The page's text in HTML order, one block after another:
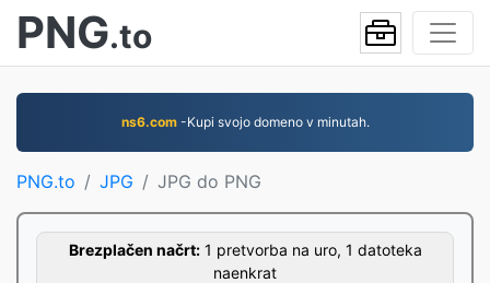
PNG.to
ns6.com-Kupi svojo domeno v minutah.
PNG.to JPG JPG do PNG
Brezplačen načrt:1 pretvorba na uro, 1 datoteka
naenkrat